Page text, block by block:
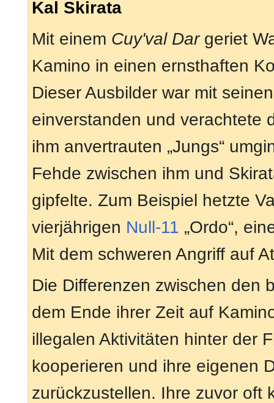
Kal Skirata
Mit einem Cuy'val Dargeriet
Kamino in einen ernsthaften
Dieser Ausbilder war mit
einverstanden und verachtete
ihm anvertrauten „Jungs“
Fehde zwischen ihm und
gipfelte. Zum Beispiel hetzte
vierjährigen Null-11 „Ordo“,
Mit dem schweren Angriff auf
Die Differenzen zwischen den
dem Ende ihrer Zeit auf
illegalen Aktivitäten hinter der
kooperieren und ihre eigenen
zurückzustellen. Ihre zuvor oft